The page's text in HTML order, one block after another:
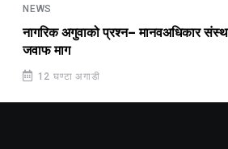
NEWS
नागरिक अगुवाको प्रश्न– मानवअधिकार
जवाफ माग
12 घण्टा अगाडी